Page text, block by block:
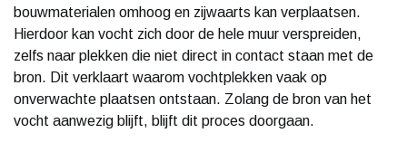
bouwmaterialen omhoog en zijwaarts kan verplaatsen.
Hierdoor kan vocht zich door de hele muur verspreiden,
zelfs naar plekken die niet direct in contact staan met de
bron. Dit verklaart waarom vochtplekken vaak op
onverwachte plaatsen ontstaan. Zolang de bron van het
vocht aanwezig blijft, blijft dit proces doorgaan.